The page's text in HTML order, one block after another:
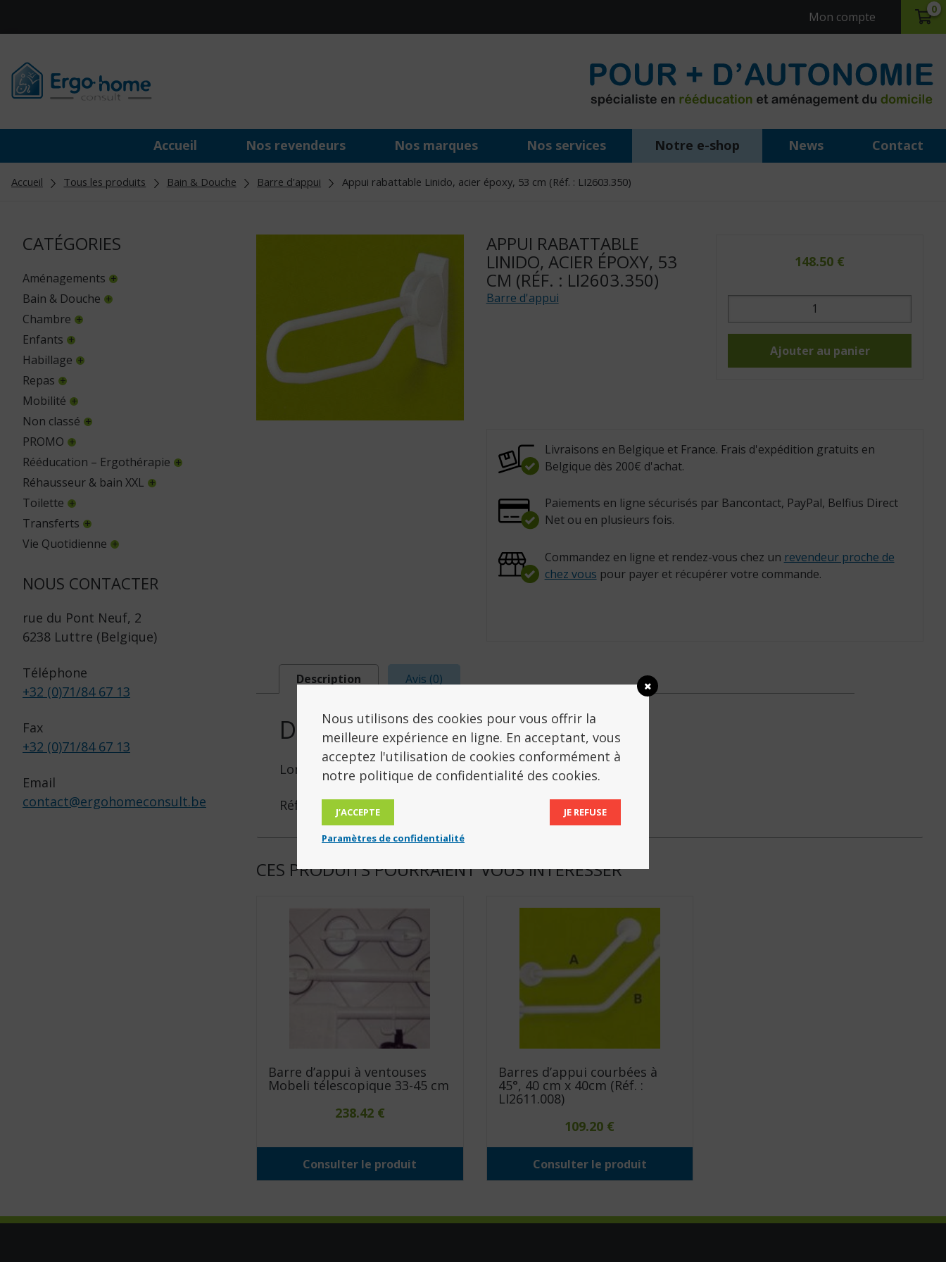
Mon compte
0
Accueil Nos revendeurs Nos marques Nos services Notre e-shop News Contact
Accueil Tous les produits Bain & Douche Barre d'appui Appui rabattable Linido, acier époxy, 53 cm (Réf. : LI2603.350)
CATÉGORIES
Aménagements
Bain & Douche
Chambre
Enfants
Habillage
Repas
Mobilité
Non classé
PROMO
Rééducation – Ergothérapie
Réhausseur & bain XXL
Toilette
Transferts
Vie Quotidienne
NOUS CONTACTER
rue du Pont Neuf, 2
6238 Luttre (Belgique)
Téléphone
+32 (0)71/84 67 13
Fax
+32 (0)71/84 67 13
Email
contact@ergohomeconsult.be
APPUI RABATTABLE
LINIDO, ACIER ÉPOXY, 53
CM (RÉF. : LI2603.350)
Barre d'appui
148.50 €
quantité
Linido,
53
Ajouter au panier
Livraisons en Belgique et France. Frais d'expédition gratuits en
Belgique dès 200€ d'achat.
Paiements en ligne sécurisés par Bancontact, PayPal, Belfius Direct
Net ou en plusieurs fois.
Commandez en ligne et rendez-vous chez un revendeur proche de
chez vous pour payer et récupérer votre commande.
Description Avis (0)
DESCRIPTION
Longueur 53 cm.
Réf. : LI2603.350
CES PRODUITS POURRAIENT VOUS INTÉRESSER
Barre d’appui à ventouses
Mobeli télescopique 33-45 cm
238.42 €
Consulter le produit
Barres d’appui courbées à
45°, 40 cm x 40cm (Réf. :
LI2611.008)
109.20 €
Consulter le produit
Nous utilisons des cookies pour vous offrir la
meilleure expérience en ligne. En acceptant, vous
acceptez l'utilisation de cookies conformément à
notre politique de confidentialité des cookies.
J’ACCEPTE JE REFUSE
Paramètres de confidentialité